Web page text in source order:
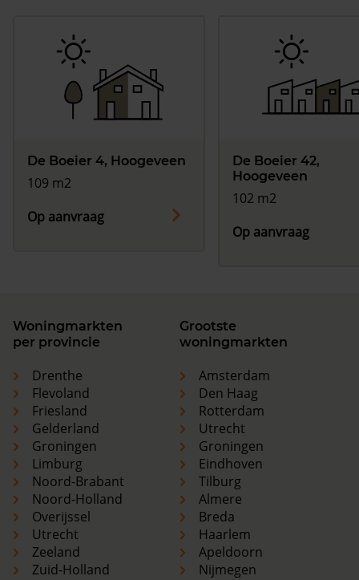
De Boeier 4, Hoogeveen
109 m2
Op aanvraag
De Boeier 42,
Hoogeveen
102 m2
Op aanvraag
Woningmarkten
per provincie
Drenthe
Flevoland
Friesland
Gelderland
Groningen
Limburg
Noord-Brabant
Noord-Holland
Overijssel
Utrecht
Zeeland
Zuid-Holland
Grootste
woningmarkten
Amsterdam
Den Haag
Rotterdam
Utrecht
Groningen
Eindhoven
Tilburg
Almere
Breda
Haarlem
Apeldoorn
Nijmegen